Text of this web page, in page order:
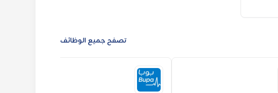
تصفح جميع الوظائف